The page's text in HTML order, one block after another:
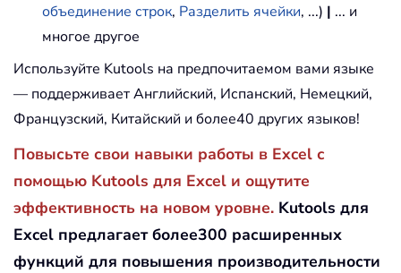
объединение строк, Разделить ячейки, ...) | ... и
многое другое
Используйте Kutools на предпочитаемом вами языке
— поддерживает Английский, Испанский, Немецкий,
Французский, Китайский и более40 других языков!
Повысьте свои навыки работы в Excel с
помощью Kutools для Excel и ощутите
эффективность на новом уровне. Kutools для
Excel предлагает более300 расширенных
функций для повышения производительности